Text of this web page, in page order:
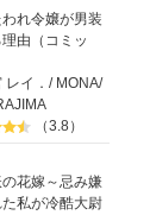
れ令嬢が男装
由（コミッ
レイ． / MONA/
（3.8）
花嫁～忌み嫌
私が冷酷大尉